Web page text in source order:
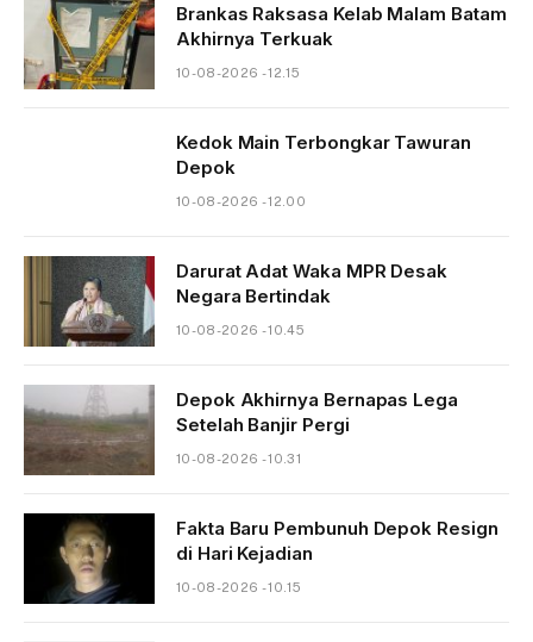
Brankas Raksasa Kelab Malam Batam
Akhirnya Terkuak
10-08-2026 - 12.15
Kedok Main Terbongkar Tawuran
Depok
10-08-2026 - 12.00
Darurat Adat Waka MPR Desak
Negara Bertindak
10-08-2026 - 10.45
Depok Akhirnya Bernapas Lega
Setelah Banjir Pergi
10-08-2026 - 10.31
Fakta Baru Pembunuh Depok Resign
di Hari Kejadian
10-08-2026 - 10.15